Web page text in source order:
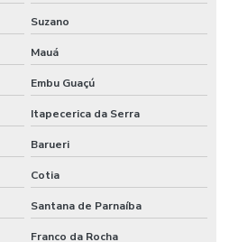
Suzano
Mauá
Embu Guaçú
Itapecerica da Serra
Barueri
Cotia
Santana de Parnaíba
Franco da Rocha